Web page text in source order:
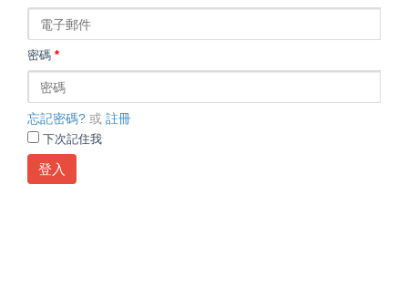
密碼 *
忘記密碼? 或 註冊
下次記住我
登入